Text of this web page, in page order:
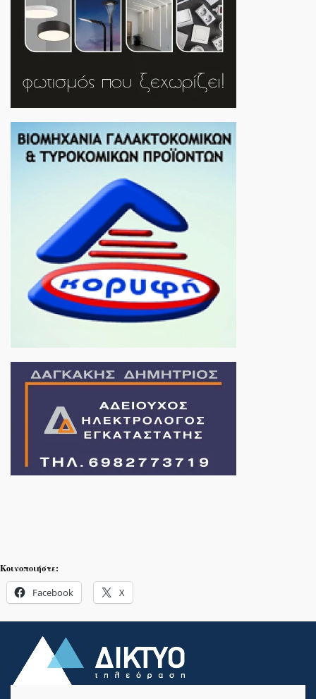
Κοινοποιήστε:
Facebook X